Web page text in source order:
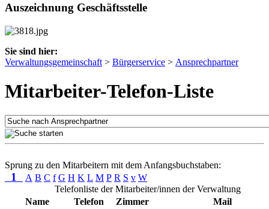
Auszeichnung Geschäftsstelle
Sie sind hier:
Verwaltungsgemeinschaft > Bürgerservice > Ansprechpartner
Mitarbeiter-Telefon-Liste
Sprung zu den Mitarbeitern mit dem Anfangsbuchstaben:
1 A B C f G H K L M P R S v W
Telefonliste der Mitarbeiter/innen der Verwaltung
Name
Telefon Zimmer Mail